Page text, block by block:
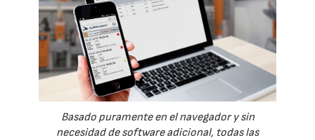
Basado puramente en el navegador y sin
necesidad de software adicional, todas las